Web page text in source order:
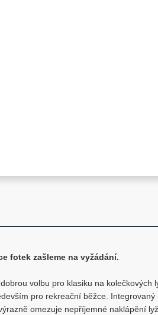
fotek zašleme na vyžádání.
volbu pro klasiku na
pro rekreační běžce.
omezuje nepříjemné naklápění